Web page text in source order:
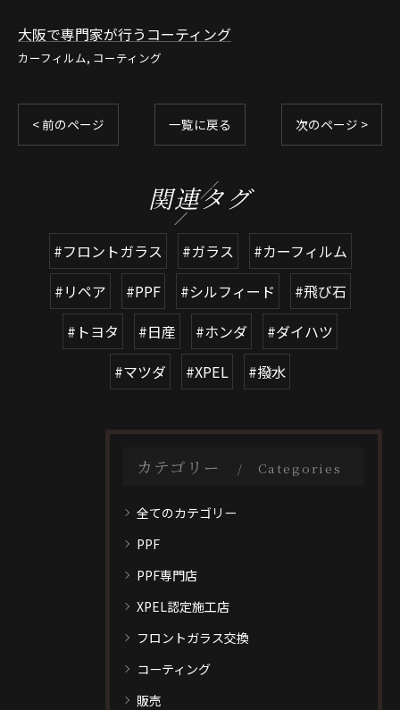
大阪で専門家が行うコーティング
カーフィルム コーティング
< 前のページ 一覧に戻る 次のページ >
関連タグ
#フロントガラス #ガラス
#カーフィルム
#リペア
#PPF #シルフィード
#飛び石
#トヨタ
#日産 #ホンダ
#ダイハツ
#マツダ
#XPEL #撥水
カテゴリー Categories
全てのカテゴリー
PPF
PPF専門店
XPEL認定施工店
フロントガラス交換
コーティング
販売